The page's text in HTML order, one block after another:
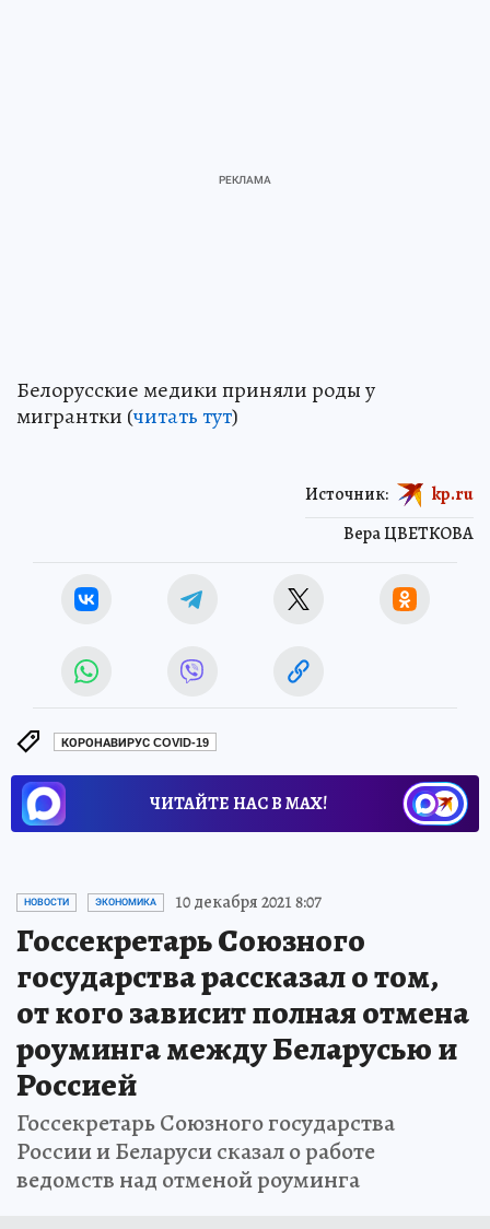
Белорусские медики приняли роды у
мигрантки (читать тут)
Вера ЦВЕТКОВА
Источник: kp.ru
КОРОНАВИРУС COVID-19
ЧИТАЙТЕ НАС В МАХ!
НОВОСТИ ЭКОНОМИКА 10 декабря 2021 8:07
Госсекретарь Союзного
государства рассказал о том,
от кого зависит полная отмена
роуминга между Беларусью и
Россией
Госсекретарь Союзного государства
России и Беларуси сказал о работе
ведомств над отменой роуминга